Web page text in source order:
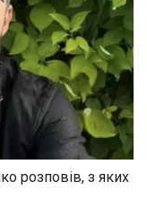
розповів, з яких